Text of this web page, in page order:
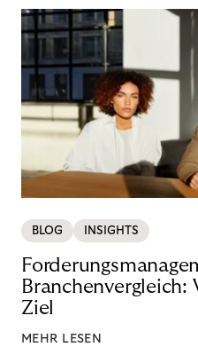
BLOG INSIGHTS
Branchenvergleich:
Ziel
MEHR LESEN